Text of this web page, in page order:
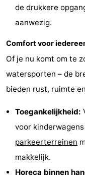
de drukkere
aanwezig.
Comfort voor
Of je nu komt om te
watersporten – de
bieden rust, ruimte
Toegankelijkheid:
voor
parkeerterreinen
makkelijk.
Horeca binnen